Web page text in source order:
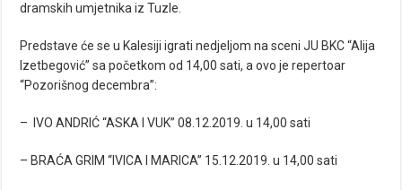
dramskih umjetnika iz Tuzle.
Predstave će se u Kalesiji igrati nedjeljom na sceni JU BKC “Alija
Izetbegović” sa početkom od 14,00 sati, a ovo je repertoar
“Pozorišnog decembra”:
– IVO ANDRIĆ “ASKA I VUK” 08.12.2019. u 14,00 sati
– BRAĆA GRIM “IVICA I MARICA” 15.12.2019. u 14,00 sati